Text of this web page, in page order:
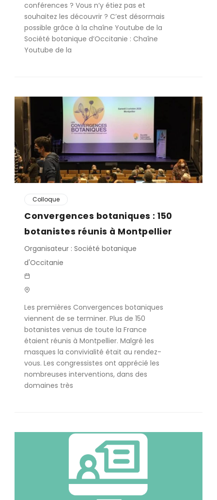
conférences ? Vous n’y étiez pas et
souhaitez les découvrir ? C’est désormais
possible grâce à la chaîne Youtube de la
Société botanique d’Occitanie : Chaîne
Youtube de la
Colloque
Convergences botaniques : 150
botanistes réunis à Montpellier
Organisateur : Société botanique
d'Occitanie
Les premières Convergences botaniques
viennent de se terminer. Plus de 150
botanistes venus de toute la France
étaient réunis à Montpellier. Malgré les
masques la convivialité était au rendez-
vous. Les congressistes ont apprécié les
nombreuses interventions, dans des
domaines très